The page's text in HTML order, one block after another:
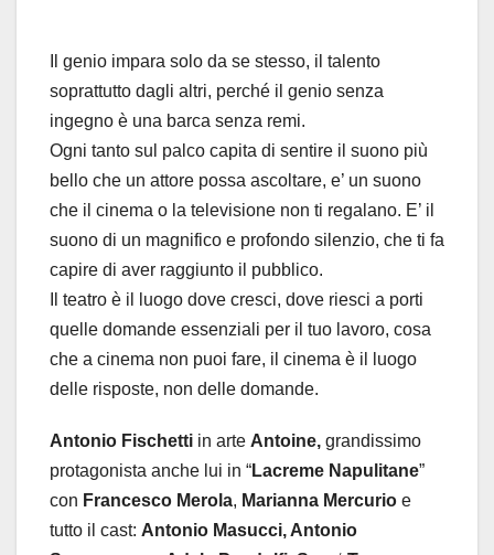
Il genio impara solo da se stesso, il talento
soprattutto dagli altri, perché il genio senza
ingegno è una barca senza remi.
Ogni tanto sul palco capita di sentire il suono più
bello che un attore possa ascoltare, e’ un suono
che il cinema o la televisione non ti regalano. E’ il
suono di un magnifico e profondo silenzio, che ti fa
capire di aver raggiunto il pubblico.
Il teatro è il luogo dove cresci, dove riesci a porti
quelle domande essenziali per il tuo lavoro, cosa
che a cinema non puoi fare, il cinema è il luogo
delle risposte, non delle domande.
Antonio Fischetti in arte Antoine, grandissimo
protagonista anche lui in “Lacreme Napulitane”
con Francesco Merola, Marianna Mercurio e
tutto il cast: Antonio Masucci, Antonio